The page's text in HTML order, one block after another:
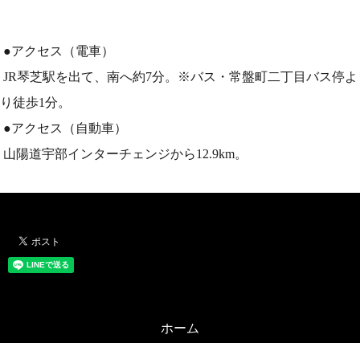
●アクセス（電車）
JR琴芝駅を出て、南へ約7分。※バス・常盤町二丁目バス停よ
り徒歩1分。
●アクセス（自動車）
山陽道宇部インターチェンジから12.9km。
ホーム